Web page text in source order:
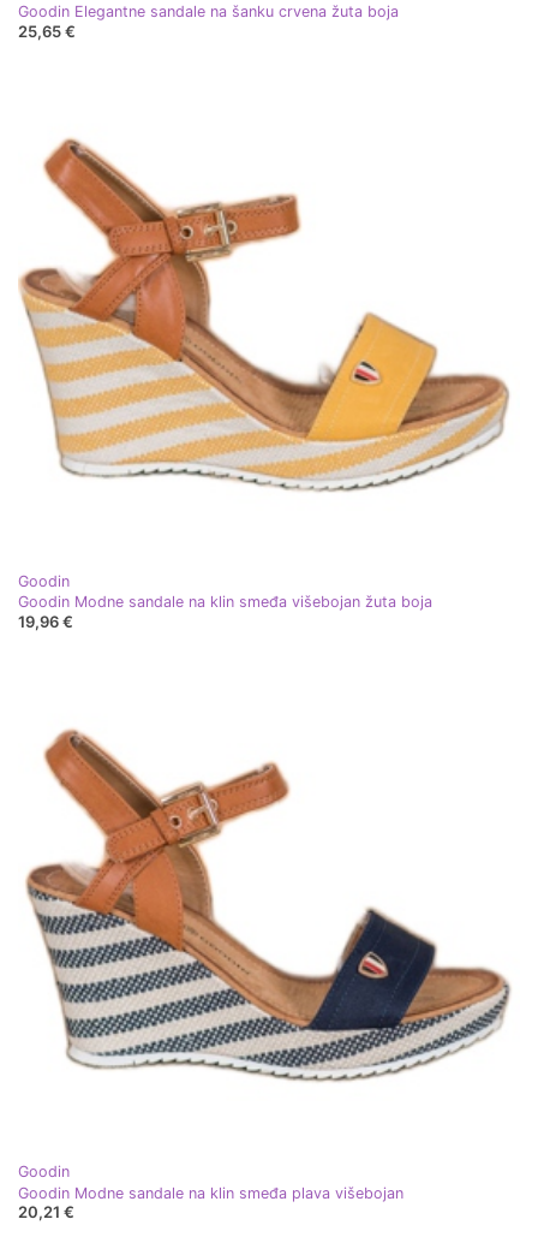
Goodin Elegantne sandale na šanku crvena žuta boja
25,65 €
Goodin
Goodin Modne sandale na klin smeđa višebojan žuta boja
19,96 €
Goodin
Goodin Modne sandale na klin smeđa plava višebojan
20,21 €